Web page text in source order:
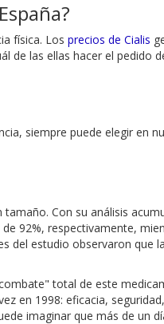
física. Los precios de Cialis
de las ellas hacer el pedido
siempre puede elegir en
Con su análisis
92%, respectivamente,
del estudio observaron
total de este
en 1998: eficacia,
imaginar que más de un